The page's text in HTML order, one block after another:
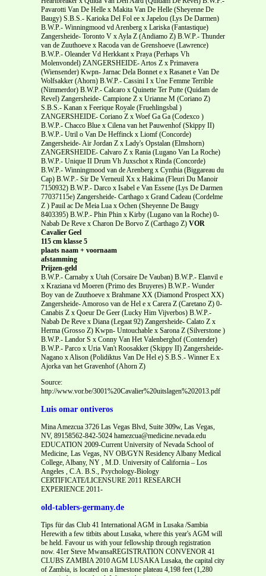
Pavarotti Van De Helle x Makita Van De Helle (Sheyenne De
Baugy) S.B.S.- Karioka Del Fol ee x Japelou (Lys De Darmen)
B.W.P.- Winningmood vd Arenberg x Lariska (Fantastique)
Zangersheide- Toronto V x Ayla Z (Andiamo Z) B.W.P.- Thunder
van de Zuuthoeve x Racoda van de Grenshoeve (Lawrence)
B.W.P.- Oleander Vd Herkkant x Praya (Perhaps Vh
Molenvondel) ZANGERSHEIDE- Artos Z x Primavera
(Wiensender) Kwpn- Jarnac Dela Bonnet e x Rasanet e Van De
Wolfsakker (Ahorn) B.W.P.- Cassini I x Une Femme Terrible
(Nimmerdor) B.W.P.- Calcaro x Quinette Ter Putte (Quidam de
Revel) Zangersheide- Campione Z x Urianne M (Coriano Z)
S.B.S.- Kanan x Feerique Royale (Fruehlingsbal )
ZANGERSHEIDE- Coriano Z x Woef Ga Ga (Codexco )
B.W.P.- Chacco Blue x Cilena van het Pauwenhof (Skippy II)
B.W.P.- Utril o Van De Heffinck x Liomf (Concorde)
Zangersheide- Air Jordan Z x Lady's Opstalan (Elmshorn)
ZANGERSHEIDE- Calvaro Z x Rania (Lugano Van La Roche)
B.W.P.- Unique II Drum Vh Juxschot x Rinda (Concorde)
B.W.P.- Winningmood van de Arenberg x Cynthia (Biggareau du
Cap) B.W.P.- Sir De Verneuil Xx x Hakima (Fleuri Du Manoir
7150932) B.W.P.- Darco x Isabel e Van Essene (Lys De Darmen
77037115e) Zangersheide- Carthago x Grand Cadeau (Cordelme
Z ) Pauil ac De Meia Lua x Ochen (Sheyenne De Baugy
8403395) B.W.P.- Phin Phin x Kirby (Lugano van la Roche) 0-
Nabab De Reve x Charon De Borvo Z (Carthago Z) VOR
Cavalier Geel
115 cm klasse 5
plaats naam + voornaam
afstamming
Prijzen-geld
B.W.P.- Carnaby x Utah (Corsaire De Vauban) B.W.P.- Elanvil e
x Kraziana vd Moeren (Primo des Bruyeres) B.W.P.- Wunder
Boy van de Zuuthoeve x Brahmane XX (Diamond Prospect XX)
Zangersheide- Amoroso van de Hel e x Carera Z (Caretano Z) 0-
Canabis Z x Qoeur De Geer (Lucky Him Vijverbos) B.W.P.-
Nabab De Reve x Diana (Legaat 92) Zangersheide- Calato Z x
Herma (Grosso Z) Kwpn- Untouchable x Sarona Z (Silverstone )
B.W.P.- Landor S x Conny Van Het Valenberghof (Contender)
B.W.P.- Parco x Uria Van't Roosakker (Skippy II) Zangersheide-
Nagano x Alison (Polidiktus Van De Hel e) S.B.S.- Winner E x
Ajorka van het Gravenhof (Ahorn Z)
Source:
http://www.vor.be/3001%20Cavalier%20uitslagen%202013.pdf
Luis omar ontiveros
Mina Amezcua 3726 Las Vegas Blvd, Suite 309w, Las Vegas,
NV, 89158562-842-5024 hamezcua@medicine.nevada.edu
EDUCATION 2009-Current University of Nevada School of
Medicine, Las Vegas, NV OB/GYN Residency Albany Medical
College, Albany, NY , M.D. University of California – Los
Angeles , C.A. B.S., Psychology-Biology
CERTIFICATE/LICENSURE 2011 RESEARCH
EXPERIENCE 2011-
old-tablers-germany.de
Tips für das Club 41 International AGM in Lusaka /Sambia
Herewith a few titbits about Lusaka, where this year's AGM will
be held. Favour us with your fellowship through registration
now. 41er Steve MwansaREGISTRATION CONVENOR 41
CLUBS ZAMBIA 2010 AGM LUSAKA Lusaka, the capital city
of Zambia, is located on a limestone plateau 4,198 feet (1,280